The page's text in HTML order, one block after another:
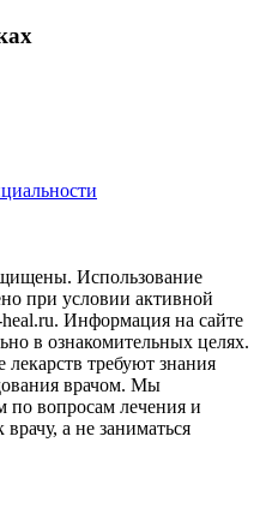
Использование
при условии активной
Информация на сайте
в ознакомительных целях.
лекарств требуют знания
врачом. Мы
по вопросам лечения и
а не заниматься